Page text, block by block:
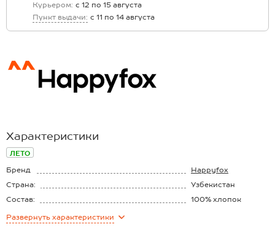
Курьером: с 12 по 15 августа
Пункт выдачи: с 11 по 14 августа
Характеристики
ЛЕТО
Бренд
Happyfox
Страна:
Узбекистан
Состав:
100% хлопок
Материал:
Развернуть характеристики